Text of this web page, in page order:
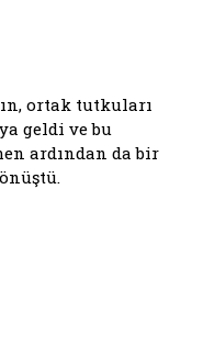
ortak tutkuları
geldi ve bu
ardından da bir